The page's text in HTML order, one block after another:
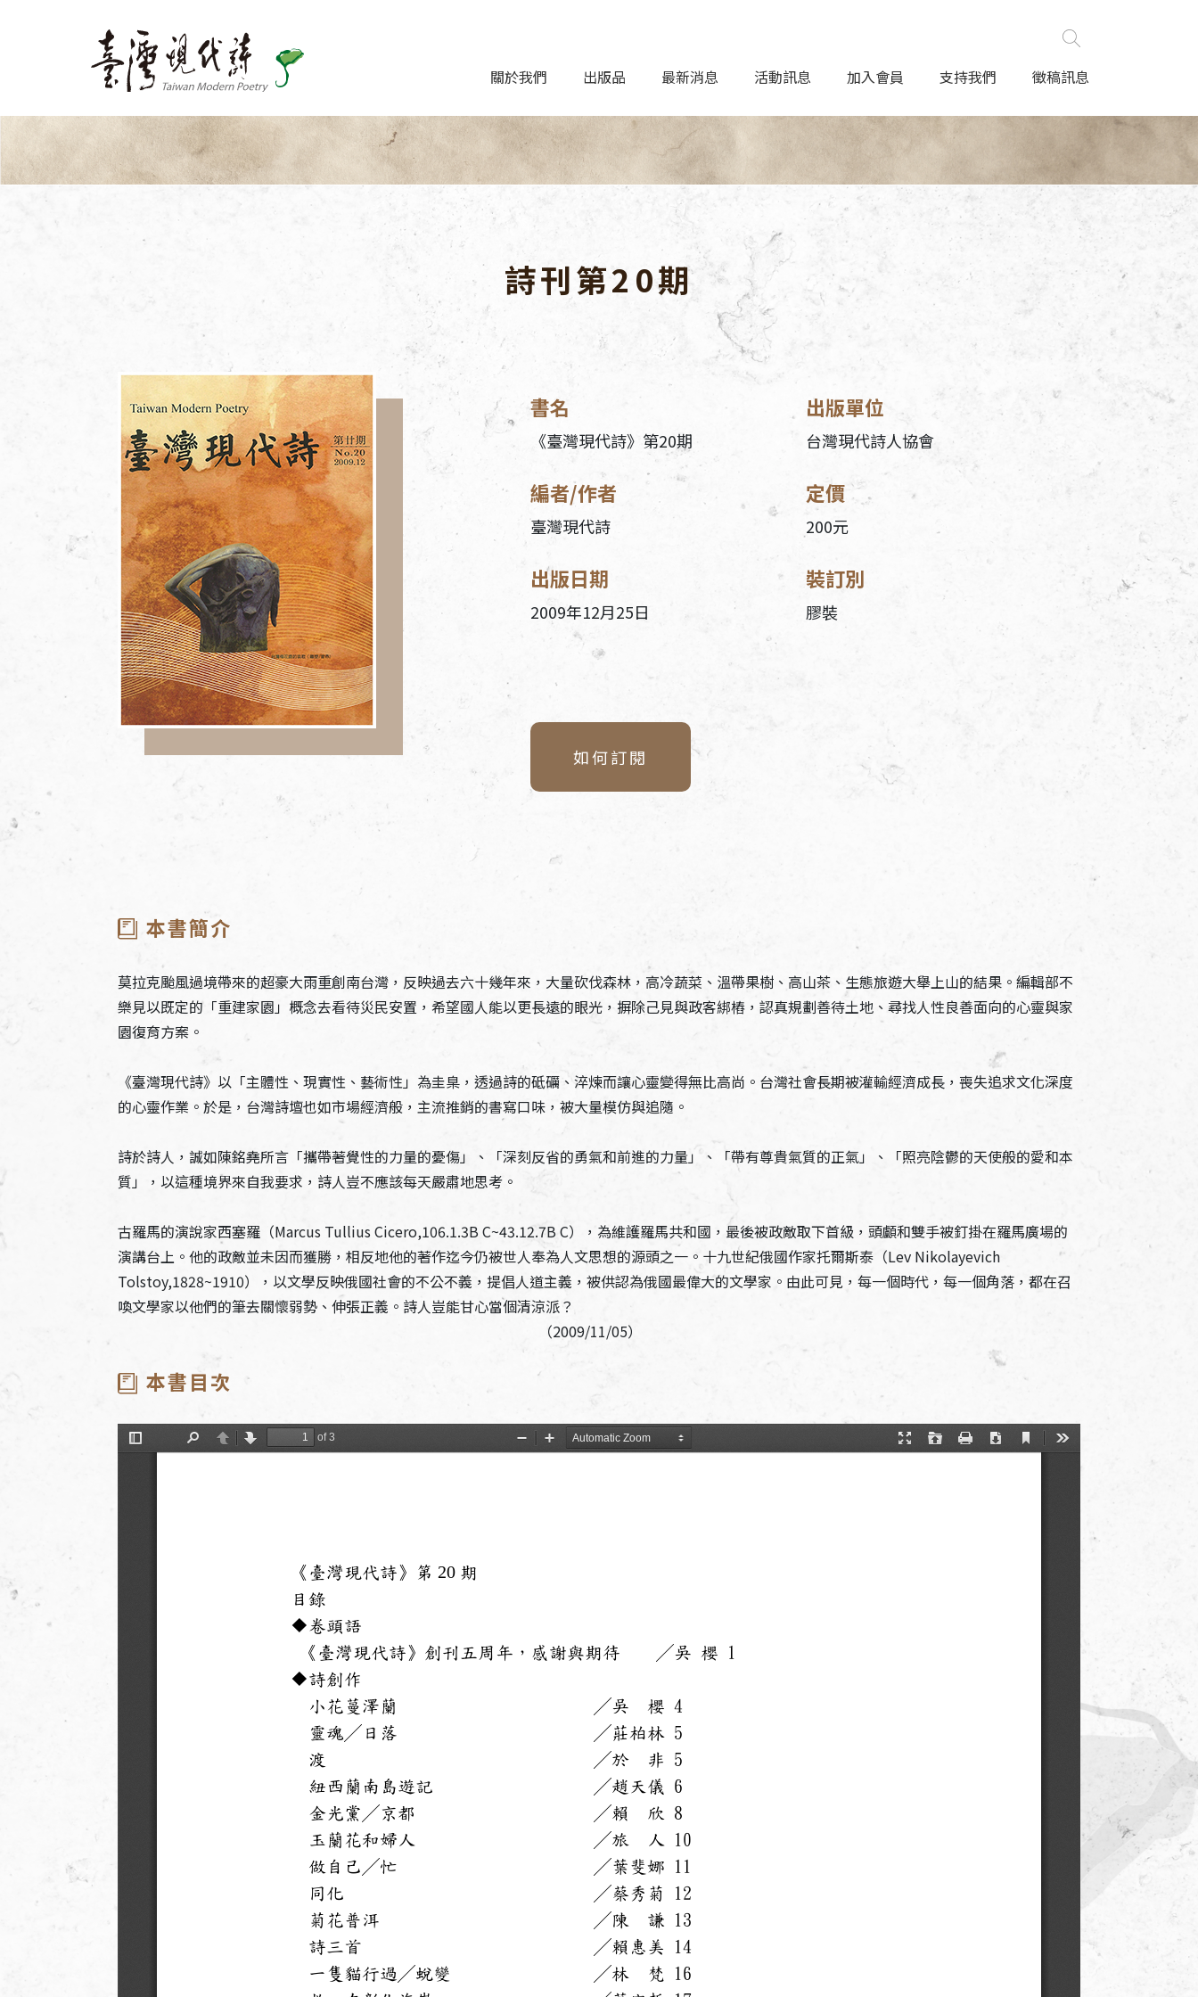
出版品
詩刊
關於我們 出版品 最新消息 活動訊息 加入會員 支持我們 徵稿訊息
詩刊第20期
書名
《臺灣現代詩》第20期
出版單位
台灣現代詩人協會
編者/作者
臺灣現代詩
定價
200元
出版日期
2009年12月25日
裝訂別
膠裝
如何訂閱
本書簡介
莫拉克颱風過境帶來的超豪大雨重創南台灣，反映過去六十幾年來，大量砍伐森林，高冷蔬菜、溫帶果樹、高山茶、生態旅遊大舉上山的結果。編輯部不
樂見以既定的「重建家園」概念去看待災民安置，希望國人能以更長遠的眼光，摒除己見與政客綁樁，認真規劃善待土地、尋找人性良善面向的心靈與家
園復育方案。
《臺灣現代詩》以「主體性、現實性、藝術性」為圭臬，透過詩的砥礪、淬煉而讓心靈變得無比高尚。台灣社會長期被灌輸經濟成長，喪失追求文化深度
的心靈作業。於是，台灣詩壇也如市場經濟般，主流推銷的書寫口味，被大量模仿與追隨。
詩於詩人，誠如陳銘堯所言「攜帶著覺性的力量的憂傷」、「深刻反省的勇氣和前進的力量」、「帶有尊貴氣質的正氣」、「照亮陰鬱的天使般的愛和本
質」，以這種境界來自我要求，詩人豈不應該每天嚴肅地思考。
古羅馬的演說家西塞羅（Marcus Tullius Cicero,106.1.3B C~43.12.7B C），為維護羅馬共和國，最後被政敵取下首級，頭顱和雙手被釘掛在羅馬廣場的
演講台上。他的政敵並未因而獲勝，相反地他的著作迄今仍被世人奉為人文思想的源頭之一。十九世紀俄國作家托爾斯泰（Lev Nikolayevich
Tolstoy,1828~1910），以文學反映俄國社會的不公不義，提倡人道主義，被供認為俄國最偉大的文學家。由此可見，每一個時代，每一個角落，都在召
喚文學家以他們的筆去關懷弱勢、伸張正義。詩人豈能甘心當個清涼派？
（2009/11/05）
本書目次